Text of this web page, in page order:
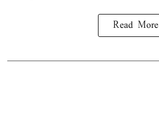
Read More